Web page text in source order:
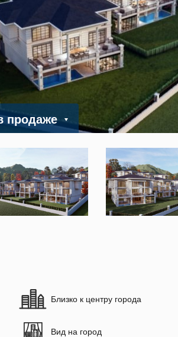
продаже
Близко к центру города
Вид на город